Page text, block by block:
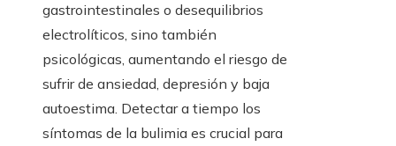
gastrointestinales o desequilibrios
electrolíticos, sino también
psicológicas, aumentando el riesgo de
sufrir de ansiedad, depresión y baja
autoestima. Detectar a tiempo los
síntomas de la bulimia es crucial para